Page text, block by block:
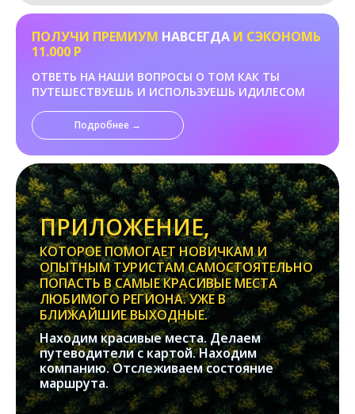
ПОЛУЧИ ПРЕМИУМ НАВСЕГДА И СЭКОНОМЬ
11.000 Р
ОТВЕТЬ НА НАШИ ВОПРОСЫ О ТОМ КАК ТЫ
ПУТЕШЕСТВУЕШЬ И ИСПОЛЬЗУЕШЬ ИДИЛЕСОМ
Подробнее →
ПРИЛОЖЕНИЕ,
КОТОРОЕ ПОМОГАЕТ НОВИЧКАМ И
ОПЫТНЫМ ТУРИСТАМ САМОСТОЯТЕЛЬНО
ПОПАСТЬ В САМЫЕ КРАСИВЫЕ МЕСТА
ЛЮБИМОГО РЕГИОНА. УЖЕ В
БЛИЖАЙШИЕ ВЫХОДНЫЕ.
Находим красивые места. Делаем
путеводители с картой. Находим
компанию. Отслеживаем состояние
маршрута.